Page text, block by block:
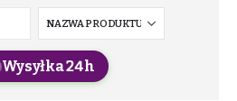
Wysyłka 24h